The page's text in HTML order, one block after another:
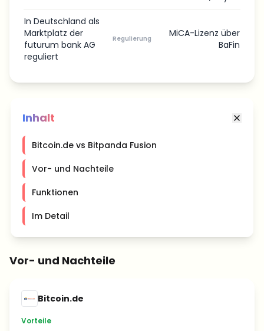
In Deutschland als
Marktplatz der
futurum bank AG
reguliert
Regulierung
MiCA-Lizenz über
BaFin
Inhalt
Bitcoin.de vs Bitpanda Fusion
Vor- und Nachteile
Funktionen
Im Detail
Vor- und Nachteile
Bitcoin.de
Vorteile